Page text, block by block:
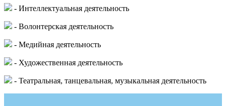
- Интеллектуальная деятельность
- Волонтерская деятельность
- Медийная деятельность
- Художественная деятельность
- Театральная, танцевальная, музыкальная деятельность